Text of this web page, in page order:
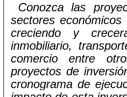
Conozca las
sectores
creciendo y
inmobiliario,
comercio entre
proyectos de
cronograma de